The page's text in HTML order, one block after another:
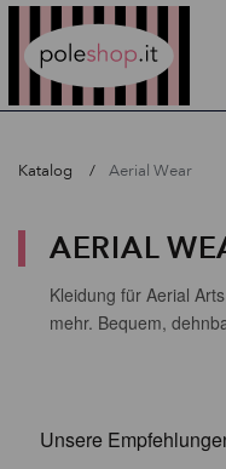
Katalog Aerial Wear
AERIAL
Kleidung für Aerial
mehr. Bequem,